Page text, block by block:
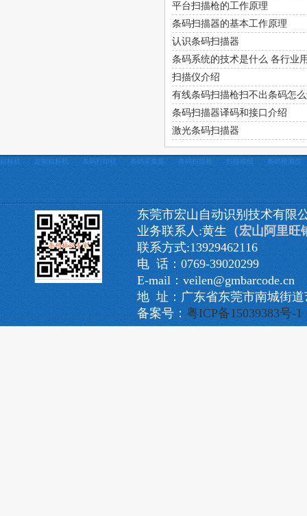
平台扫描枪的工作原理
条码扫描器的基本工作原理
认识条码扫描器
条码系统的技术是什么 各行业
扫描仪介绍
有线条码扫描枪扫不出条码怎
条码扫描器译码和接口介绍
激光条码扫描器
贴标机 定制贴标机 条码打印机 条码采集器 条码扫描枪 扫描模组 条码检测仪
东莞市宏山自动识别技术有限
业务联系人:黄生 （宏山阿里旺
联系方式:13929462116
电 话：0769-39020299
E-mail：veilen@gmbarcode.cn
地 址：广东省东莞市南城街
备案号： 粤ICP备15039383号-1